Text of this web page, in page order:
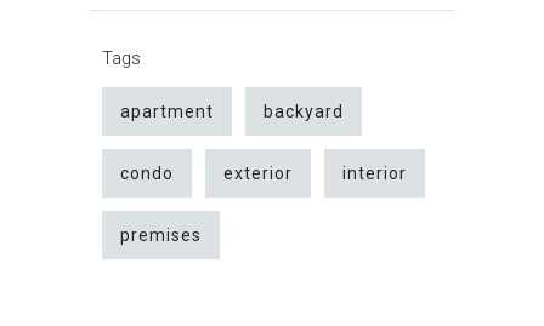
Tags
apartment backyard
condo exterior interior
premises